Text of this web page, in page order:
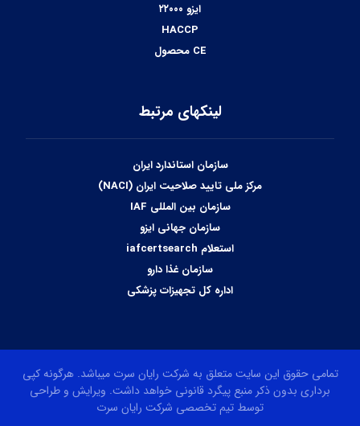
ایزو ۲۲۰۰۰
HACCP
CE محصول
لینکهای مرتبط
سازمان استاندارد ایران
مرکز ملی تایید صلاحیت ایران (NACI)
سازمان بین المللی IAF
سازمان جهانی ایزو
استعلام iafcertsearch
سازمان غذا دارو
اداره کل تجهیزات پزشکی
تمامی حقوق این سایت متعلق به شرکت رایان سرت میباشد. هرگونه کپی
برداری بدون ذکر منبع پیگرد قانونی خواهد داشت. ویرایش و طراحی
توسط تیم تخصصی شرکت رایان سرت